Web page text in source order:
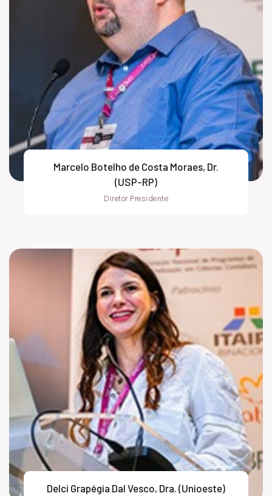
Marcelo Botelho de Costa Moraes, Dr.
(USP-RP)
Diretor Presidente
Delci Grapégia Dal Vesco, Dra. (Unioeste)